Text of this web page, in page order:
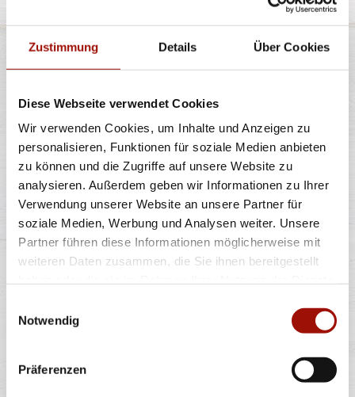
Zustimmung Details Über Cookies
Diese Webseite verwendet Cookies
Wir verwenden Cookies, um Inhalte und Anzeigen zu
personalisieren, Funktionen für soziale Medien anbieten
zu können und die Zugriffe auf unsere Website zu
analysieren. Außerdem geben wir Informationen zu Ihrer
Verwendung unserer Website an unsere Partner für
soziale Medien, Werbung und Analysen weiter. Unsere
Partner führen diese Informationen möglicherweise mit
weiteren Daten zusammen, die Sie ihnen bereitgestellt
Notwendig
Präferenzen
Soft Bun, Crispy Chicken (135g), Tomaten, Lollo Bionda
Salat, Jalapeños, Chili...mehr
einfach doppelt
CAJUN CRISPY CHICKEN
BURGER
Soft Bun, Crispy Chicken (135g), Tomaten, rote
Zwiebeln, Lollo Bionda Salat, Bacon,...mehr